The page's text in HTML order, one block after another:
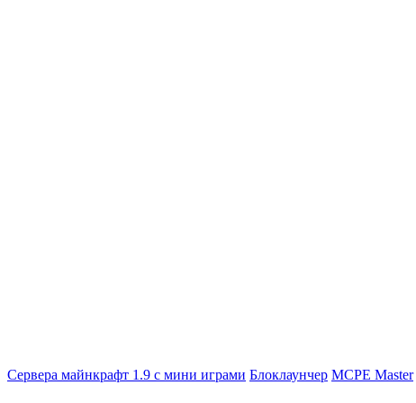
Сервера майнкрафт 1.9 с мини играми Блоклаунчер MCPE Master